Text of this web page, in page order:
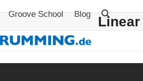
Groove School Blog